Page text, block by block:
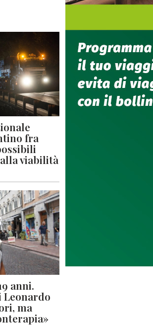
fra
viabilità
anni.
ma